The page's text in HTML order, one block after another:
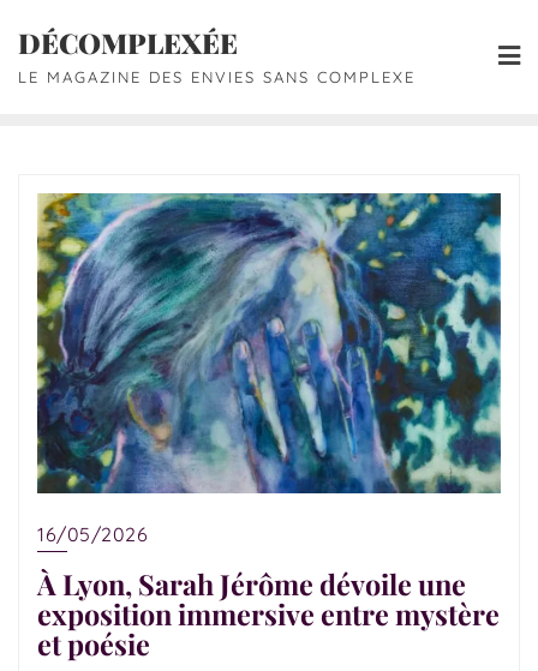
DÉCOMPLEXÉE
LE MAGAZINE DES ENVIES SANS COMPLEXE
16/05/2026
À Lyon, Sarah Jérôme dévoile une
exposition immersive entre mystère
et poésie